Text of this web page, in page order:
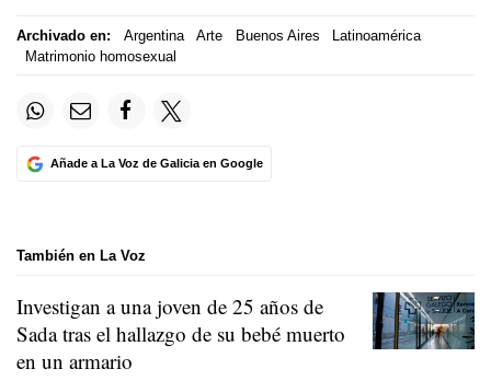
Archivado en: Argentina Arte Buenos Aires
Latinoamérica
Matrimonio homosexual
Añade a La Voz de Galicia en Google
También en La Voz
Investigan a una joven de 25 años de
Sada tras el hallazgo de su bebé muerto
en un armario